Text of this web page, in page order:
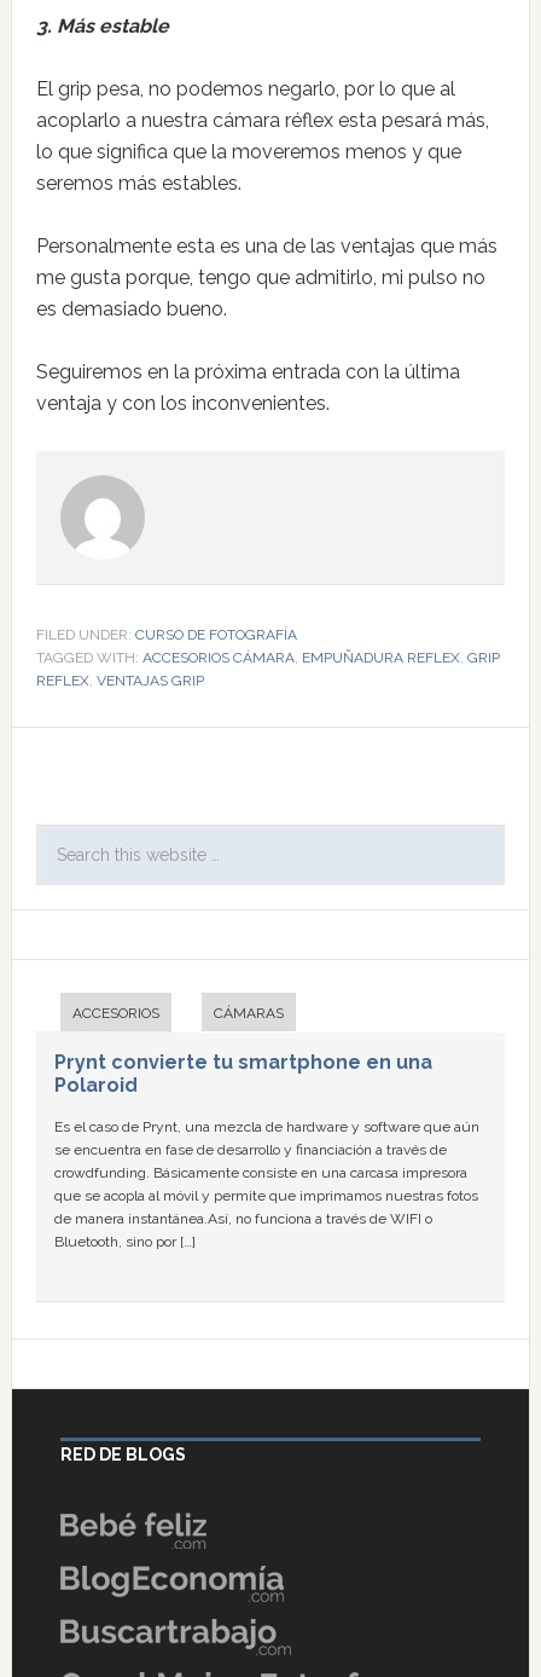
3. Más estable
El grip pesa, no podemos negarlo, por lo que al
acoplarlo a nuestra cámara réflex esta pesará más,
lo que significa que la moveremos menos y que
seremos más estables.
Personalmente esta es una de las ventajas que más
me gusta porque, tengo que admitirlo, mi pulso no
es demasiado bueno.
Seguiremos en la próxima entrada con la última
ventaja y con los inconvenientes.
FILED UNDER: CURSO DE FOTOGRAFÍA
TAGGED WITH: ACCESORIOS CÁMARA, EMPUÑADURA REFLEX, GRIP
REFLEX, VENTAJAS GRIP
ACCESORIOS CÁMARAS
Prynt convierte tu smartphone en una
Polaroid
Es el caso de Prynt, una mezcla de hardware y software que aún
se encuentra en fase de desarrollo y financiación a través de
crowdfunding. Básicamente consiste en una carcasa impresora
que se acopla al móvil y permite que imprimamos nuestras fotos
de manera instantánea.Así, no funciona a través de WIFI o
Bluetooth, sino por […]
RED DE BLOGS